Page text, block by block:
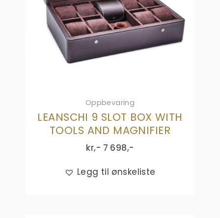
Oppbevaring
LEANSCHI 9 SLOT BOX WITH
TOOLS AND MAGNIFIER
kr,- 7 698,-
Legg til ønskeliste